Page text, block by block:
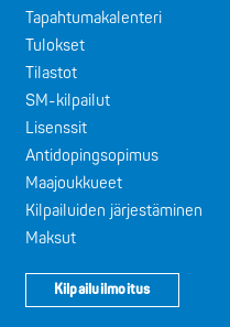
Tapahtumakalenteri
Tulokset
Tilastot
SM-kilpailut
Lisenssit
Antidopingsopimus
Maajoukkueet
Kilpailuiden järjestäminen
Maksut
Kilpailuilmoitus